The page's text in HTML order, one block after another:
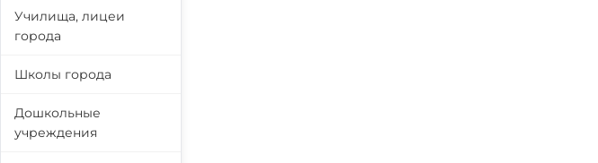
Училища, лицеи
города
Школы города
Дошкольные
учреждения